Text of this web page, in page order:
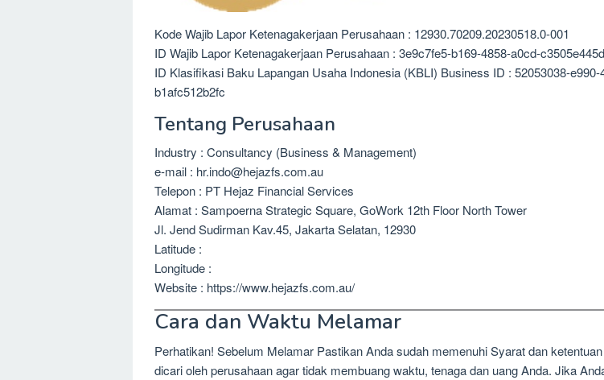
Kode Wajib Lapor Ketenagakerjaan Perusahaan : 12930.70209.20230518.0-001
ID Wajib Lapor Ketenagakerjaan Perusahaan : 3e9c7fe5-b169-4858-a0cd-
ID Klasifikasi Baku Lapangan Usaha Indonesia (KBLI) Business ID : 52053038-e990-
b1afc512b2fc
Tentang Perusahaan
Industry : Consultancy (Business & Management)
e-mail : hr.indo@hejazfs.com.au
Telepon : PT Hejaz Financial Services
Alamat : Sampoerna Strategic Square, GoWork 12th Floor North Tower
Jl. Jend Sudirman Kav.45, Jakarta Selatan, 12930
Latitude :
Longitude :
Website : https://www.hejazfs.com.au/
Cara dan Waktu Melamar
Perhatikan! Sebelum Melamar Pastikan Anda sudah memenuhi Syarat dan
dicari oleh perusahaan agar tidak membuang waktu, tenaga dan uang Anda. Jika